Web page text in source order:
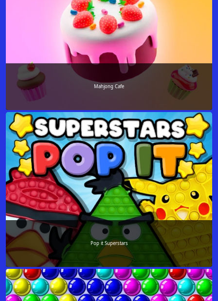
Mahjong Cafe
Pop it Superstars